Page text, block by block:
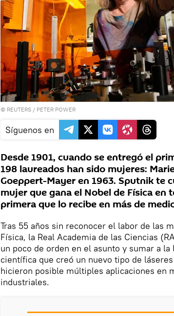
© REUTERS / PETER POWER
Síguenos en
Desde 1901, cuando se entregó el
198 laureados han sido mujeres:
Goeppert-Mayer en 1963. Sputnik te
mujer que gana el Nobel de Física en
primera que lo recibe en más de
Tras 55 años sin reconocer el labor de las
Física, la Real Academia de las Ciencias
un poco de orden en el asunto y sumar a
científica que creó un nuevo tipo de
hicieron posible múltiples aplicaciones en
industriales.